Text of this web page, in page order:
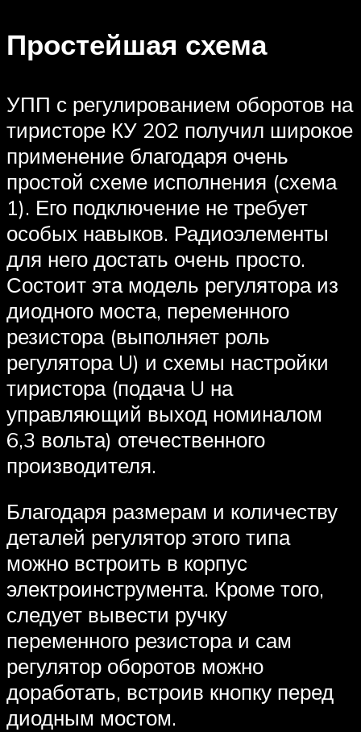
Простейшая схема
УПП с регулированием оборотов на
тиристоре КУ 202 получил широкое
применение благодаря очень
простой схеме исполнения (схема
1). Его подключение не требует
особых навыков. Радиоэлементы
для него достать очень просто.
Состоит эта модель регулятора из
диодного моста, переменного
резистора (выполняет роль
регулятора U) и схемы настройки
тиристора (подача U на
управляющий выход номиналом
6,3 вольта) отечественного
производителя.
Благодаря размерам и количеству
деталей регулятор этого типа
можно встроить в корпус
электроинструмента. Кроме того,
следует вывести ручку
переменного резистора и сам
регулятор оборотов можно
доработать, встроив кнопку перед
диодным мостом.